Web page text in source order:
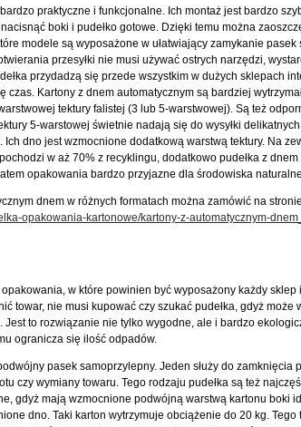
praktyczne i funkcjonalne. Ich montaż jest bardzo
boki i pudełko gotowe. Dzięki temu można
modele są wyposażone w ułatwiający zamykanie pasek
przesyłki nie musi używać ostrych narzędzi,
przydadzą się przede wszystkim w dużych sklepach
czas. Kartony z dnem automatycznym są bardziej
tektury falistej (3 lub 5-warstwowej). Są też
5-warstowej świetnie nadają się do wysyłki
dno jest wzmocnione dodatkową warstwą tektury. Na
w aż 70% z recyklingu, dodatkowo pudełka z
opakowania bardzo przyjazne dla środowiska
dnem w różnych formatach można zamówić na
opakowania-kartonowe/kartony-z-automatycznym-
w które powinien być wyposażony każdy sklep
towar, nie musi kupować czy szukać pudełka, gdyż może
Jest to rozwiązanie nie tylko wygodne, ale i bardzo
ogranicza się ilość odpadów.
pasek samoprzylepny. Jeden służy do zamknięcia
czy wymiany towaru. Tego rodzaju pudełka są też
gdyż mają wzmocnione podwójną warstwą kartonu boki
dno. Taki karton wytrzymuje obciążenie do 20 kg.